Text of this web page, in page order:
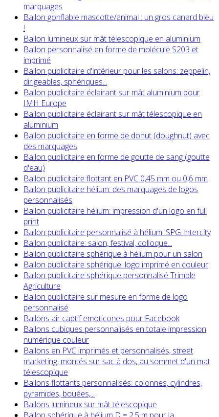
marquages
Ballon gonflable mascotte/animal : un gros canard bleu
!
Ballon lumineux sur mât télescopique en aluminium
Ballon personnalisé en forme de molécule S203 et
imprimé
Ballon publicitaire d'intérieur pour les salons: zeppelin,
dirigeables, sphériques...
Ballon publicitaire éclairant sur mât aluminium pour
IMH Europe
Ballon publicitaire éclairant sur mât télescopique en
aluminium
Ballon publicitaire en forme de donut (doughnut) avec
des marquages
Ballon publicitaire en forme de goutte de sang (goutte
d'eau)
Ballon publicitaire flottant en PVC 0,45 mm ou 0,6 mm
Ballon publicitaire hélium: des marquages de logos
personnalisés
Ballon publicitaire hélium: impression d'un logo en full
print
Ballon publicitaire personnalisé à hélium: SPG Intercity
Ballon publicitaire: salon, festival, colloque...
Ballon publicitaire sphérique à hélium pour un salon
Ballon publicitaire sphérique: logo imprimé en couleur
Ballon publicitaire sphérique personnalisé Trimble
Agriculture
Ballon publicitaire sur mesure en forme de logo
personnalisé
Ballons air captif emoticones pour Facebook
Ballons cubiques personnalisés en totale impression
numérique couleur
Ballons en PVC imprimés et personnalisés, street
marketing, montés sur sac à dos, au sommet d'un mat
télescopique
Ballons flottants personnalisés: colonnes, cylindres,
pyramides, bouées,...
Ballons lumineux sur mât télescopique